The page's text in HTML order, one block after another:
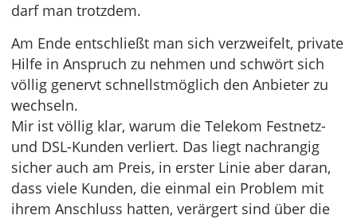
darf man trotzdem.
Am Ende entschließt man sich verzweifelt, private
Hilfe in Anspruch zu nehmen und schwört sich
völlig genervt schnellstmöglich den Anbieter zu
wechseln.
Mir ist völlig klar, warum die Telekom Festnetz-
und DSL-Kunden verliert. Das liegt nachrangig
sicher auch am Preis, in erster Linie aber daran,
dass viele Kunden, die einmal ein Problem mit
ihrem Anschluss hatten, verärgert sind über die